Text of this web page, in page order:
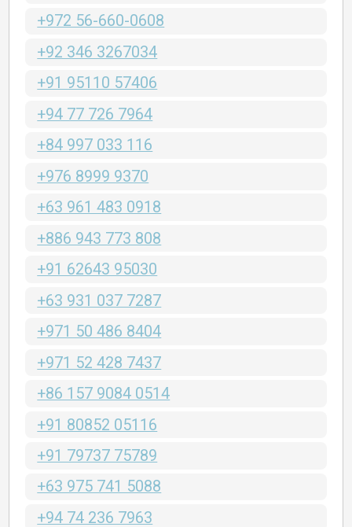
+972 56-660-0608
+92 346 3267034
+91 95110 57406
+94 77 726 7964
+84 997 033 116
+976 8999 9370
+63 961 483 0918
+886 943 773 808
+91 62643 95030
+63 931 037 7287
+971 50 486 8404
+971 52 428 7437
+86 157 9084 0514
+91 80852 05116
+91 79737 75789
+63 975 741 5088
+94 74 236 7963